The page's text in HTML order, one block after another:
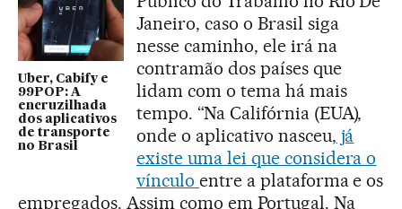
Uber, Cabify e
99POP: A
encruzilhada
dos aplicativos
de transporte
no Brasil
Janeiro, caso o Brasil siga
nesse caminho, ele irá na
contramão dos países que
lidam com o tema há mais
tempo. “Na Califórnia (EUA),
onde o aplicativo nasceu, já
existe uma lei que considera o
vínculo entre a plataforma e os
empregados. Assim como em Portugal. Na